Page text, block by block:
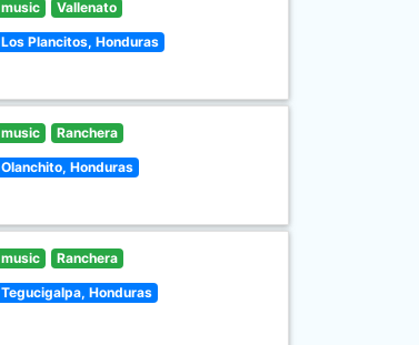
music Vallenato
Los Plancitos, Honduras
music Ranchera
Olanchito, Honduras
music Ranchera
Tegucigalpa, Honduras